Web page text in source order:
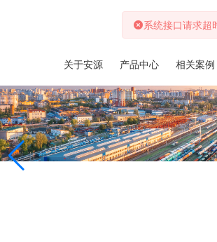
关于安源 产品中心 相关案例